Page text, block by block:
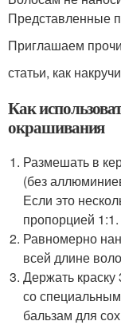
Представленные
Приглашаем
статьи, как
Как
окрашивания
Размешать в
(без
Если это
пропорцией 1:1.
Равномерно
всей длине
Держать
со
бальзам для